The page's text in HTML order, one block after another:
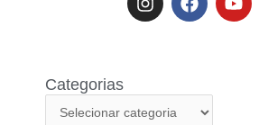
Categorias